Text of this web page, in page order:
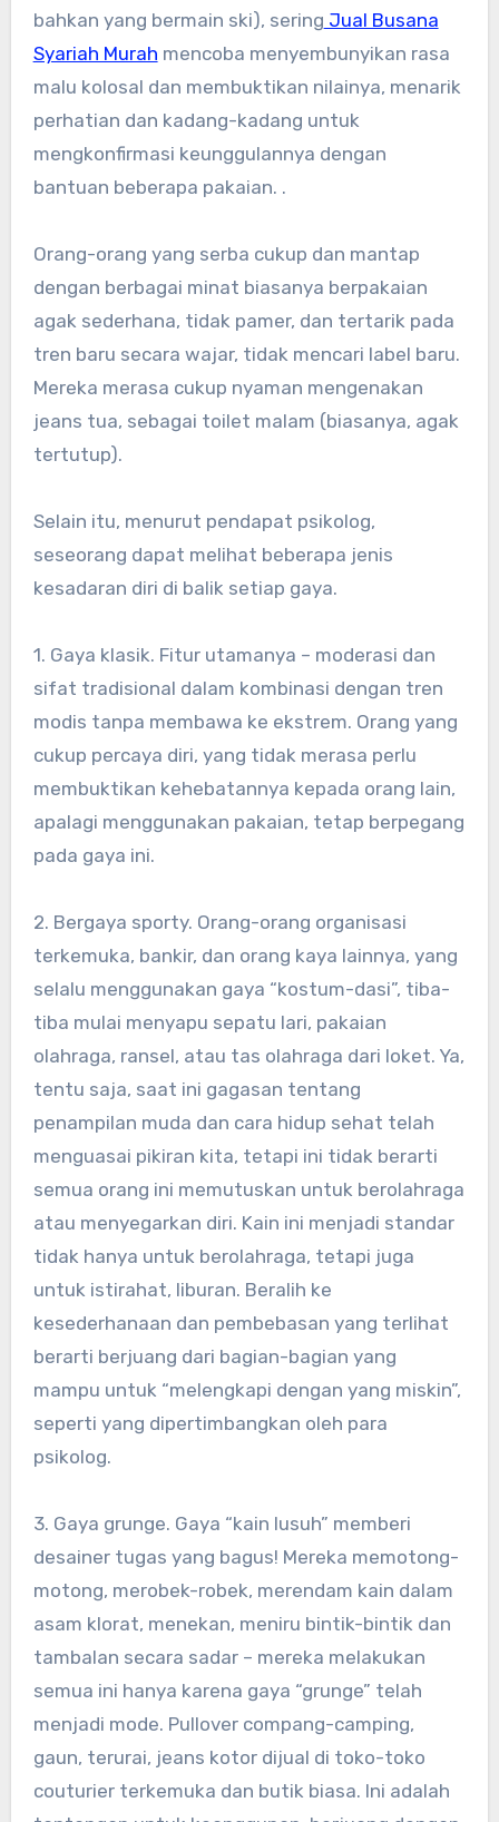
bahkan yang bermain ski), sering Jual Busana
Syariah Murah mencoba menyembunyikan rasa
malu kolosal dan membuktikan nilainya, menarik
perhatian dan kadang-kadang untuk
mengkonfirmasi keunggulannya dengan
bantuan beberapa pakaian. .
Orang-orang yang serba cukup dan mantap
dengan berbagai minat biasanya berpakaian
agak sederhana, tidak pamer, dan tertarik pada
tren baru secara wajar, tidak mencari label baru.
Mereka merasa cukup nyaman mengenakan
jeans tua, sebagai toilet malam (biasanya, agak
tertutup).
Selain itu, menurut pendapat psikolog,
seseorang dapat melihat beberapa jenis
kesadaran diri di balik setiap gaya.
1. Gaya klasik. Fitur utamanya – moderasi dan
sifat tradisional dalam kombinasi dengan tren
modis tanpa membawa ke ekstrem. Orang yang
cukup percaya diri, yang tidak merasa perlu
membuktikan kehebatannya kepada orang lain,
apalagi menggunakan pakaian, tetap berpegang
pada gaya ini.
2. Bergaya sporty. Orang-orang organisasi
terkemuka, bankir, dan orang kaya lainnya, yang
selalu menggunakan gaya “kostum-dasi”, tiba-
tiba mulai menyapu sepatu lari, pakaian
olahraga, ransel, atau tas olahraga dari loket. Ya,
tentu saja, saat ini gagasan tentang
penampilan muda dan cara hidup sehat telah
menguasai pikiran kita, tetapi ini tidak berarti
semua orang ini memutuskan untuk berolahraga
atau menyegarkan diri. Kain ini menjadi standar
tidak hanya untuk berolahraga, tetapi juga
untuk istirahat, liburan. Beralih ke
kesederhanaan dan pembebasan yang terlihat
berarti berjuang dari bagian-bagian yang
mampu untuk “melengkapi dengan yang miskin”,
seperti yang dipertimbangkan oleh para
psikolog.
3. Gaya grunge. Gaya “kain lusuh” memberi
desainer tugas yang bagus! Mereka memotong-
motong, merobek-robek, merendam kain dalam
asam klorat, menekan, meniru bintik-bintik dan
tambalan secara sadar – mereka melakukan
semua ini hanya karena gaya “grunge” telah
menjadi mode. Pullover compang-camping,
gaun, terurai, jeans kotor dijual di toko-toko
couturier terkemuka dan butik biasa. Ini adalah